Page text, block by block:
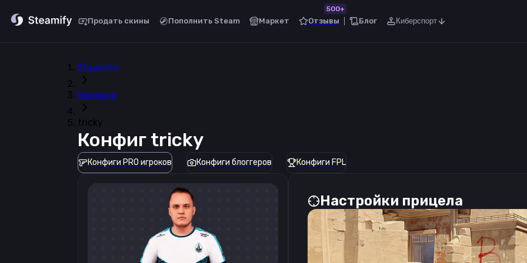
Продать скины Пополнить Steam Маркет Отзывы
500+
Блог Киберспорт
Steamify
Конфиги
tricky
Конфиг tricky
Конфиги PRO игроков Конфиги блоггеров Конфиги FPL
Настройки прицела